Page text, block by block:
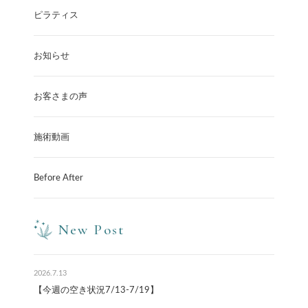
ピラティス
お知らせ
お客さまの声
施術動画
Before After
New Post
2026.7.13
【今週の空き状況7/13-7/19】